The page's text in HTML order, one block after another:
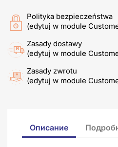
Polityka bezpieczeństwa
(edytuj w module
Zasady dostawy
(edytuj w module
Zasady zwrotu
(edytuj w module
Описание